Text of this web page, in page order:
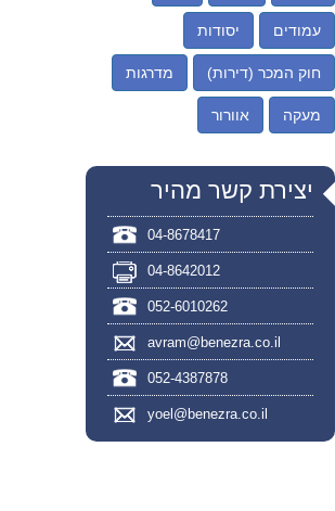
עמודים יסודות
חוק המכר (דירות) מדרגות
מעקה אוורור
יצירת קשר מהיר
04-8678417
04-8642012
052-6010262
avram@benezra.co.il
052-4387878
yoel@benezra.co.il